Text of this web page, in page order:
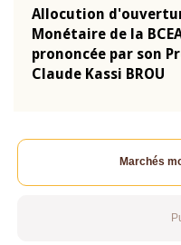
Allocution
Monétaire de la
prononcée par son
Claude Kassi BROU
Marchés